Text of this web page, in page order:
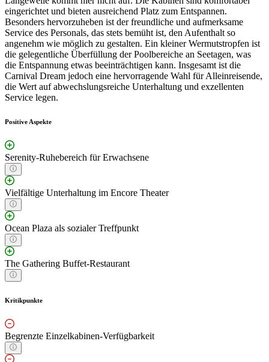
eingerichtet und bieten ausreichend Platz zum Entspannen.
Besonders hervorzuheben ist der freundliche und aufmerksame
Service des Personals, das stets bemüht ist, den Aufenthalt so
angenehm wie möglich zu gestalten. Ein kleiner Wermutstropfen ist
die gelegentliche Überfüllung der Poolbereiche an Seetagen, was
die Entspannung etwas beeinträchtigen kann. Insgesamt ist die
Carnival Dream jedoch eine hervorragende Wahl für Alleinreisende,
die Wert auf abwechslungsreiche Unterhaltung und exzellenten
Service legen.
Positive Aspekte
Serenity-Ruhebereich für Erwachsene
Vielfältige Unterhaltung im Encore Theater
Ocean Plaza als sozialer Treffpunkt
The Gathering Buffet-Restaurant
Kritikpunkte
Begrenzte Einzelkabinen-Verfügbarkeit